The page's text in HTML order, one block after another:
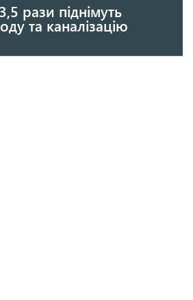
рази піднімуть
та каналізацію